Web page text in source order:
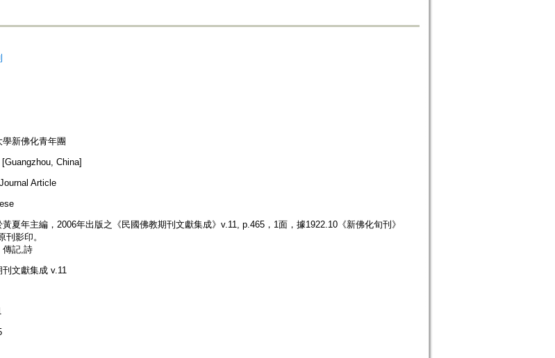
新佛化青年團
China]
Article
夏年主編，2006年出版之《民國佛教期刊文獻集成》v.11, p.465，1面，據1922.10《新佛化旬刊》
刊影印。
傳記,詩
刊文獻集成 v.11